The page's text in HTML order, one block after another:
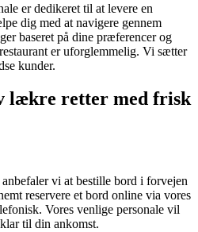
er dedikeret til at levere en
dig med at navigere gennem
baseret på dine præferencer og
er uforglemmelig. Vi sætter
kunder.
lækre retter med frisk
vi at bestille bord i forvejen
reservere et bord online via vores
Vores venlige personale vil
til din ankomst.